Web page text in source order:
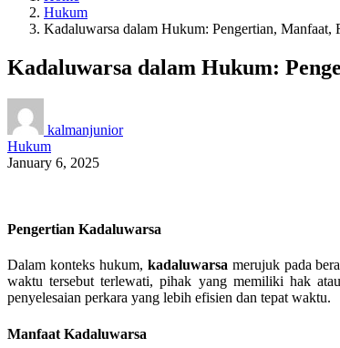
Hukum
Kadaluwarsa dalam Hukum: Pengertian, Manfaat,
Kadaluwarsa dalam Hukum:
kalmanjunior
Hukum
January 6, 2025
Pengertian Kadaluwarsa
Dalam konteks hukum, kadaluwarsa merujuk pada
waktu tersebut terlewati, pihak yang memiliki hak
penyelesaian perkara yang lebih efisien dan tepat waktu.
Manfaat Kadaluwarsa